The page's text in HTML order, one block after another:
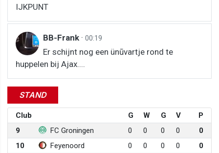
IJKPUNT
BB-Frank · 00:19
Er schijnt nog een ünūvartje rond te
huppelen bij Ajax....
STAND
Club G W G V
P
9
FC Groningen 0 0 0 0
0
10
Feyenoord 0 0 0 0
0